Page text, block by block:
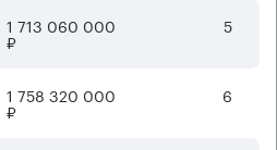
1 713 060 000
₽
5
1 758 320 000
₽
6